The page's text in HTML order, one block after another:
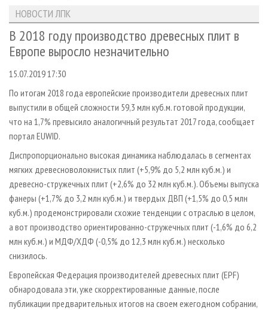
ЛЕСОЗАГОТОВКА
ЛЕСОПИЛЕНИЕ
ПРОИЗВОДСТВО ДРЕВЕСНЫХ ПЛИТ
ДЕРЕВЯННОЕ ДОМОСТРОЕНИЕ
БИОЭНЕРГЕТИКА
ЦБП
ИНСТРУМЕНТ И МАТЕРИАЛЫ
НОВОСТИ ЛПК
НОВОСТИ ЖУРНАЛА
ПРОЕКТЫ ЛПИ
АНАЛИТИКА
ПРЕДПРИЯТИЯ ЛПК
ПЕРСОНЫ
МОБИЛЬНЫЕ ВЫСТАВКИ
ОФИЦИАЛЬНЫЕ ДЕЛЕГАЦИИ
RUSSIAN FORESTRY REVIEW
ГАЗЕТА ЛЕСПРОМФОРУМ
БИБЛИОТЕКА СПЕЦИАЛИСТА
АРХИВ
АРХИВ ЖУРНАЛОВ
О ЖУРНАЛЕ
ПОДПИСКА
КОНТАКТЫ
РЕКЛАМОДАТЕЛЯМ
РЕКЛАМА
РЕКЛАМА НА САЙТЕ
НОВОСТИ ЛПК
В 2018 году производство древесных плит в
Европе выросло незначительно
15.07.2019 17:30
По итогам 2018 года европейские производители древесных плит
выпустили в общей сложности 59,3 млн куб.м. готовой продукции,
что на 1,7% превысило аналогичный результат 2017 года, сообщает
портал EUWID.
Диспропорционально высокая динамика наблюдалась в сегментах
мягких древесноволокнистых плит (+5,9% до 5,2 млн куб.м.) и
древесно-стружечных плит (+2,6% до 32 млн куб.м.). Объемы выпуска
фанеры (+1,7% до 3,2 млн куб.м.) и твердых ДВП (+1,5% до 0,5 млн
куб.м.) продемонстрировали схожие тенденции с отраслью в целом,
а вот производство ориентированно-стружечных плит (-1,6% до 6,2
млн куб.м.) и МДФ/ХДФ (-0,5% до 12,3 млн куб.м.) несколько
снизилось.
Европейская Федерация производителей древесных плит (EPF)
обнародовала эти, уже скорректированные данные, после
публикации предварительных итогов на своем ежегодном собрании,